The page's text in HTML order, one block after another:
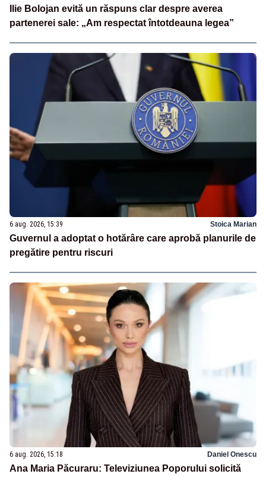
Ilie Bolojan evită un răspuns clar despre averea
partenerei sale: „Am respectat întotdeauna legea”
6 aug. 2026, 15:39 Stoica Marian
Guvernul a adoptat o hotărâre care aprobă planurile de
pregătire pentru riscuri
6 aug. 2026, 15:18 Daniel Onescu
Ana Maria Păcuraru: Televiziunea Poporului solicită